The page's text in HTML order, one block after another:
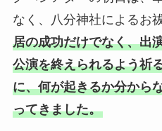
なく、八分神社によるお
居の成功だけでなく、出
公演を終えられるよう祈
に、何が起きるか分から
ってきました。